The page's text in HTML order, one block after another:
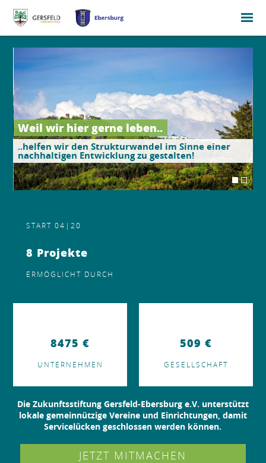
Weil wir hier gerne leben..
..helfen wir den Strukturwandel im Sinne einer
nachhaltigen Entwicklung zu gestalten!
START 04|20
8 Projekte
ERMÖGLICHT DURCH
9077 €
UNTERNEHMEN
545 €
GESELLSCHAFT
Die Zukunftsstiftung Gersfeld-Ebersburg e.V. unterstützt
lokale gemeinnützige Vereine und Einrichtungen, damit
Servicelücken geschlossen werden können.
JETZT MITMACHEN